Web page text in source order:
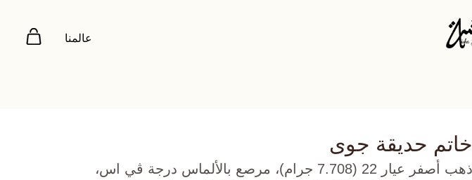
عالمنا
خاتم حديقة جوى
ذهب أصفر عيار 22 (7.708 جرام)، مرصع بالألماس درجة ڤي اس،